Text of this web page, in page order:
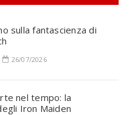
sulla fantascienza di
26/07/2026
nel tempo: la
Iron Maiden